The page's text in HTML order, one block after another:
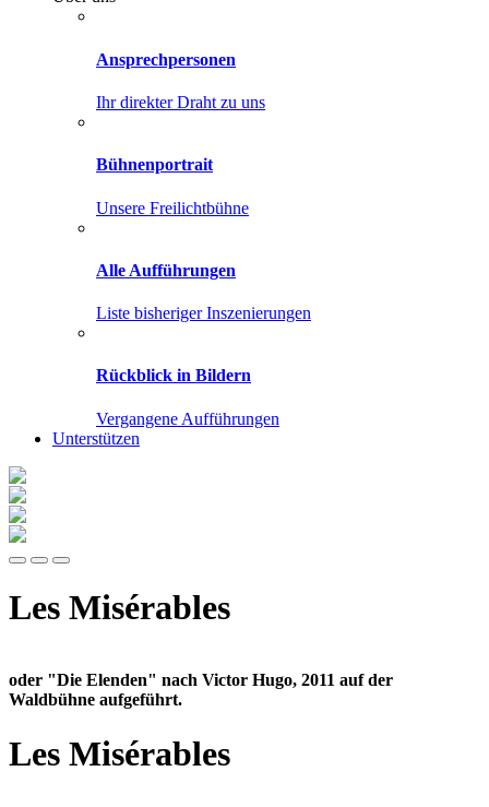
Ansprechpersonen
Ihr direkter Draht zu uns
Bühnenportrait
Unsere Freilichtbühne
Alle Aufführungen
Liste bisheriger Inszenierungen
Rückblick in Bildern
Vergangene Aufführungen
Unterstützen
Les Misérables
oder "Die Elenden" nach Victor Hugo, 2011 auf der
Waldbühne aufgeführt.
Les Misérables